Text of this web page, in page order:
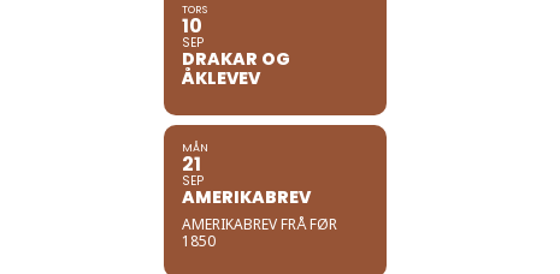
TORS
10
SEP
DRAKAR OG
ÅKLEVEV
MÅN
21
SEP
AMERIKABREV
AMERIKABREV FRÅ FØR
1850